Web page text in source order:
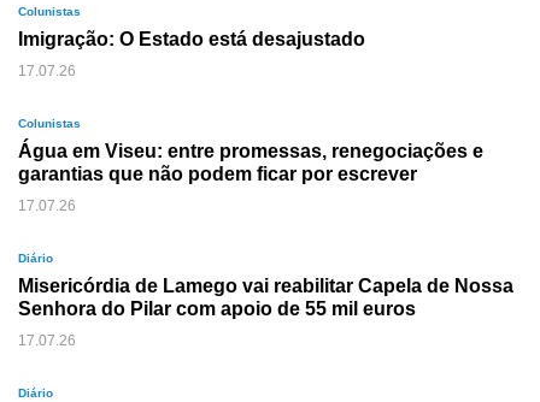
Colunistas
Imigração: O Estado está desajustado
17.07.26
Colunistas
Água em Viseu: entre promessas, renegociações e
garantias que não podem ficar por escrever
17.07.26
Diário
Misericórdia de Lamego vai reabilitar Capela de Nossa
Senhora do Pilar com apoio de 55 mil euros
17.07.26
Diário